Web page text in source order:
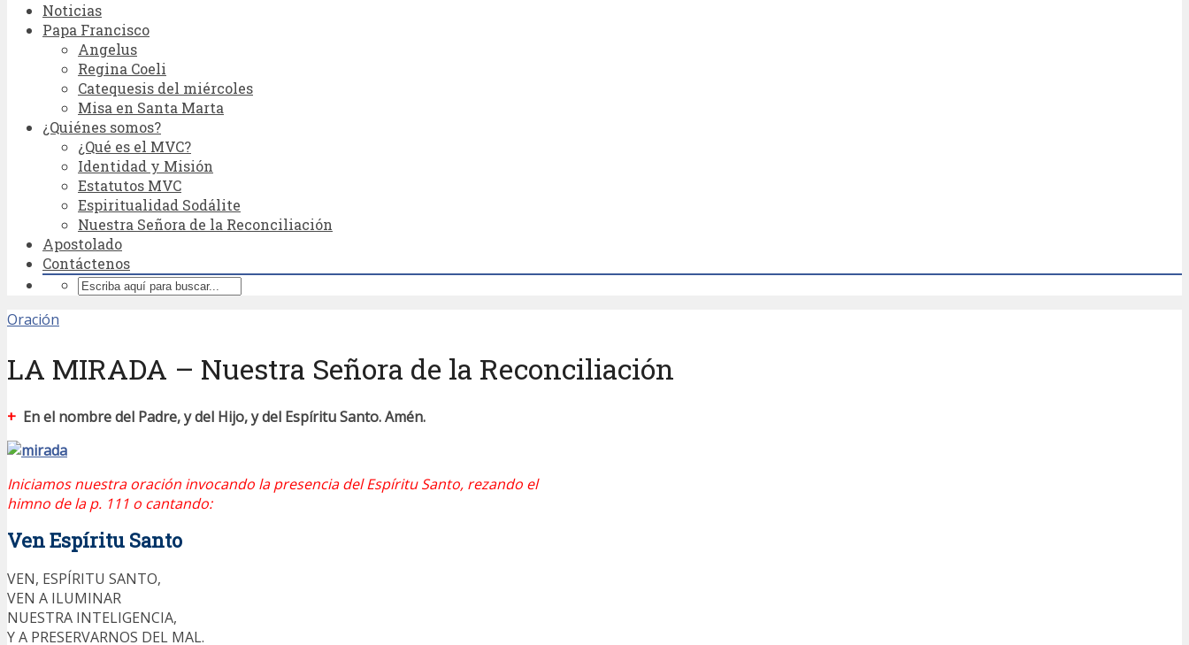
Noticias
Papa Francisco
Angelus
Regina Coeli
Catequesis del miércoles
Misa en Santa Marta
¿Quiénes somos?
¿Qué es el MVC?
Identidad y Misión
Estatutos MVC
Espiritualidad Sodálite
Nuestra Señora de la Reconciliación
Apostolado
Contáctenos
Oración
LA MIRADA – Nuestra Señora de la Reconciliación
+ En el nombre del Padre, y del Hijo, y del Espíritu Santo. Amén.
Iniciamos nuestra oración invocando la presencia del Espíritu Santo, rezando el
himno de la p. 111 o cantando:
Ven Espíritu Santo
VEN, ESPÍRITU SANTO,
VEN A ILUMINAR
NUESTRA INTELIGENCIA,
Y A PRESERVARNOS DEL MAL.